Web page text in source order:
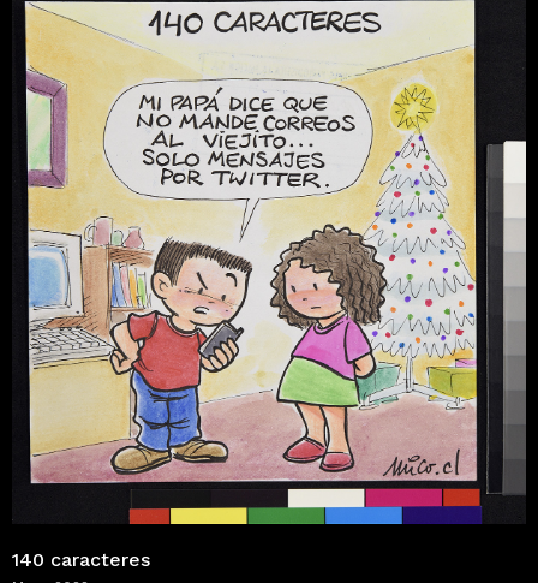
140 caracteres